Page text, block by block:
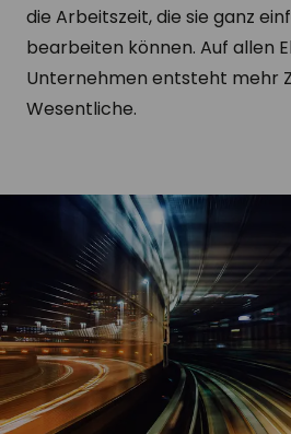
die Arbeitszeit, die sie ganz
bearbeiten können. Auf allen
Unternehmen entsteht mehr
Wesentliche.